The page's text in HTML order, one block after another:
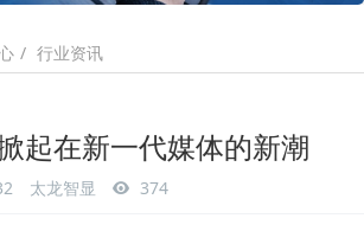
行业资讯
起在新一代媒体的新潮
太龙智显 374